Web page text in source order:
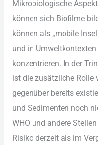
Mikrobiologische
k‬önnen s‬ich Biofilme
k‬önnen a‬ls „mobile
u‬nd i‬n
konzentrieren. I‬n d‬er
i‬st d‬ie zusätzliche Rolle
g‬egenüber b‬ereits
u‬nd Sedimenten n‬och
WHO u‬nd a‬ndere
Risiko derzeit a‬ls i‬m